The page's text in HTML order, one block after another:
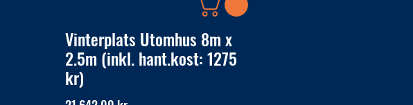
Vinterplats Utomhus 8m x
2.5m (inkl. hant.kost: 1275
kr)